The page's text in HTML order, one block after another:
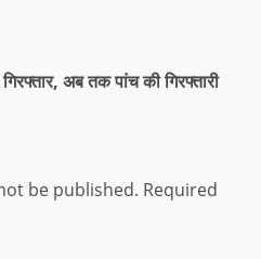
अब तक पांच की गिरफ्तारी
be published. Required